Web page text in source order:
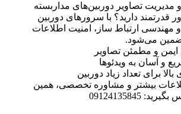
و مدیریت تصاویر دوربین‌های مداربسته
قدرتمند دارید؟ با سرورهای دوربین
مهندسی ارتباط ساز، امنیت اطلاعات
می‌شود.
و مطمئن تصاویر
و آسان به ویدئوها
برای تعداد زیاد دوربین
بیشتر و مشاوره تخصصی، همین
09124135845